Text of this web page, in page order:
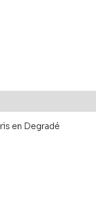
en Degradé